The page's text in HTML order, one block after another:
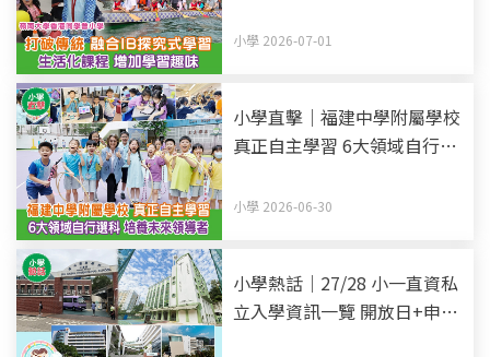
趣味
小學 2026-07-01
小學直擊｜福建中學附屬學校
真正自主學習 6大領域自行選
小學 2026-06-30
小學熱話｜27/28 小一直資私
立入學資訊一覽 開放日+申請